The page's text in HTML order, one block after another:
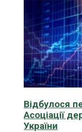
Відбулося
Асоціації
України